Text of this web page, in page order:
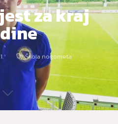
za kraj
Škola nogometa